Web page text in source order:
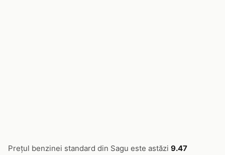
Prețul benzinei standard din Sagu este astăzi 9.47